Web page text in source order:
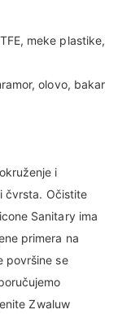
meke plastike,
olovo, bakar
i
čvrsta. Očistite
Sanitary ima
primera na
površine se
Zwaluw